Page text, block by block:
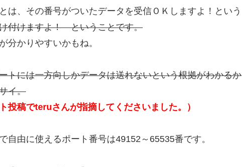
は、その番号がついたデータを受信ＯＫしますよ！という
付けますよ！ ということです。
分かりやすいかもね。
トには一方向しかデータは送れないという根拠がわかるか
イ。
投稿でteruさんが指摘してくださいました。）
自由に使えるポート番号は49152～65535番です。